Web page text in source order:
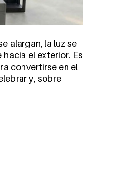
alargan, la luz se
el exterior. Es
convertirse en el
y, sobre